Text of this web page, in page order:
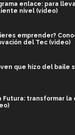
enlace: para
nivel (video)
emprender?
del Tec (video)
que hizo del baile
Futura: transformar